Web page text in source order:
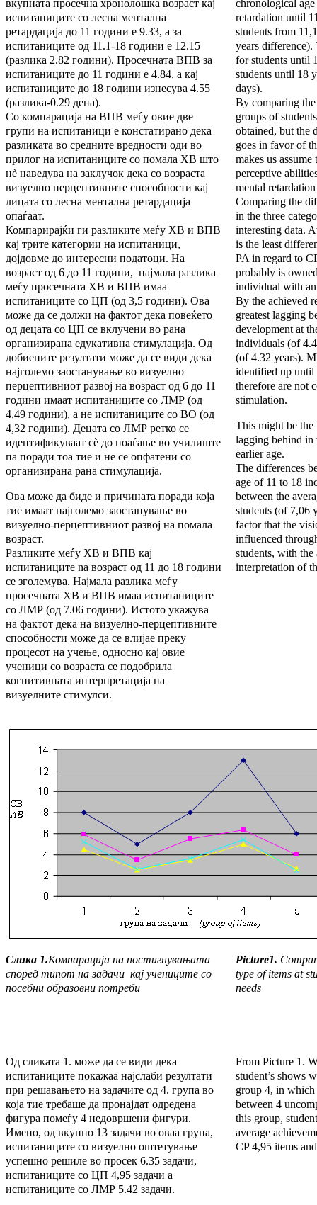
вкупната просечна хронолошка возраст кај
испитаниците со лесна ментална
ретардација до 11 години e 9.33, а за
испитаниците од 11.1-18 години е 12.15
(разлика 2.82 години). Просечната ВПВ за
испитаниците до 11 години e 4.84, а кај
испитаниците до 18 години изнесува 4.55
(разлика-0.29 дена).
Со компарација на ВПВ меѓу овие две
групи на испитаници е констатирано дека
разликата во средните вредности оди во
прилог на испитаниците со помала ХВ што
нè наведува на заклучок дека со возраста
визуелно перцептивните способности кај
лицата со лесна ментална ретардација
опаѓаат.
Компарирајќи ги разликите меѓу ХВ и ВПВ
кај трите категории на испитаници,
дојдовме до интересни податоци. На
возраст од 6 до 11 години, најмала разлика
меѓу просечната ХВ и ВПВ имаа
испитаниците со ЦП (од 3,5 години). Ова
може да се должи на фактот дека повеќето
од децата со ЦП се вклучени во рана
организирана едукативна стимулација. Од
добиените резултати може да се види дека
најголемо заостанување во визуелно
перцептивниот развој на возраст од 6 до 11
години имаат испитаниците со ЛМР (од
4,49 години), а не испитаниците со ВО (од
4,32 години). Децата со ЛМР ретко се
идентификуваат сè до поаѓање во училиште
па поради тоа тие и не се опфатени со
организирана рана стимулација.
Ова може да биде и причината поради која
тие имаат најголемо заостанување во
визуелно-перцептивниот развој на помала
возраст.
Разликите меѓу ХВ и ВПВ кај
испитаниците nа возраст од 11 до 18 години
се зголемува. Најмала разлика меѓу
просечната ХВ и ВПВ имаа испитаниците
со ЛМР (од 7.06 години). Истото укажува
на фактот дека на визуелно-перцептивните
способности може да се влијае преку
процесот на учење, односно кај овие
ученици со возраста се подобрила
когнитивната интерпретација на
визуелните стимулси.
chronological
retardation until
students from
years difference).
for students until
students until 18
days).
By comparing
groups of
obtained, but the
goes in favor of
makes us
perceptive
mental retardation
Comparing the
in the three
interesting data.
is the least
PA in regard to
probably is
individual with
By the achieved
greatest lagging
development at
individuals (of
(of 4.32 years).
identified up until
therefore are not
stimulation.
This might be the
lagging behind in
earlier age.
The differences
age of 11 to 18
between the
students (of 7,06
factor that the
influenced
students, with
interpretation of
Слика 1.Компарација на постигнувањата
според типот на задачи кај учeниците со
посебни образовни потреби
Picture1.
type of items at
needs
Од сликата 1. може да се види дека
испитаниците покажаа најслаби резултати
при решавањето на задачите од 4. група во
која тие требаше да пронајдат одредена
фигура помеѓу 4 недовршени фигури.
Имено, од вкупно 13 задачи во оваа група,
испитаниците со визуелно оштетување
успешно решиле во просек 6.35 задачи,
испитаниците со ЦП 4,95 задачи а
испитаниците со ЛМР 5.42 задачи.
From Picture 1.
student’s shows
group 4, in
between 4
this group,
average
CP 4,95 items